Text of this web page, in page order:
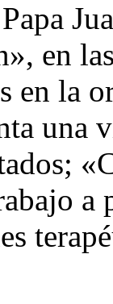
en
en la
una
a